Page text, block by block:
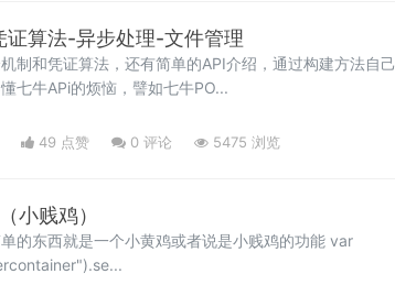
算法-异步处理-文件管理
制和凭证算法，还有简单的API介绍，通过构建方法自己
七牛APi的烦恼，譬如七牛PO...
49 点赞 0 评论 5475 浏览
小贱鸡）
东西就是一个小黄鸡或者说是小贱鸡的功能 var